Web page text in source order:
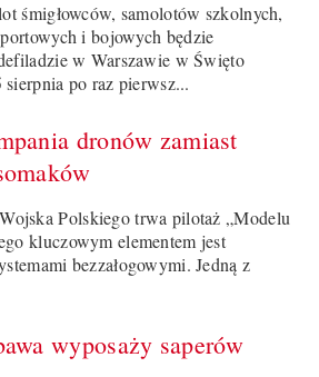
śmigłowców, samolotów szkolnych,
i bojowych będzie
w Warszawie w Święto
po raz pierwsz...
dronów zamiast
Polskiego trwa pilotaż „Modelu
kluczowym elementem jest
bezzałogowymi. Jedną z
wyposaży saperów